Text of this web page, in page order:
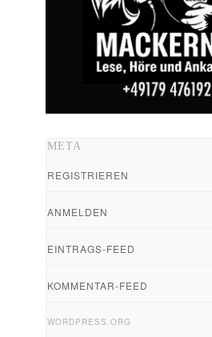
META
REGISTRIEREN
ANMELDEN
EINTRAGS-FEED
KOMMENTAR-FEED
WORDPRESS.ORG